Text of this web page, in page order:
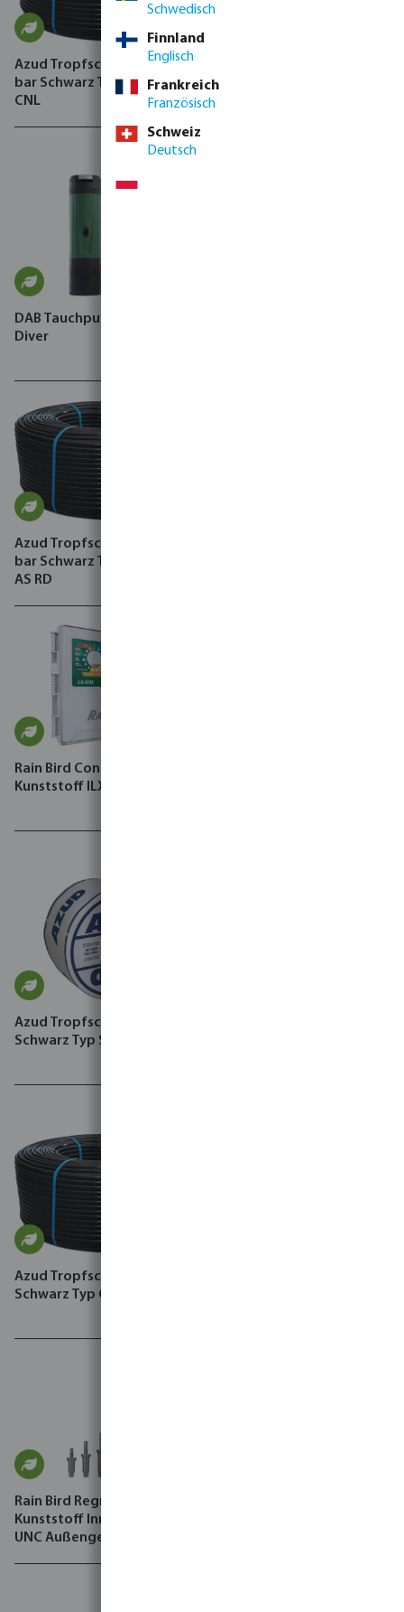
Azud Tropfschlauch PE 4.0
bar Schwarz Typ Premier
CNL
Schwarz Typ Premier PC
DAB Tauchpumpe, ESYBOX
Diver
Azud Tropfschlauch PE 4.0
bar Schwarz Typ Premier PC
AS RD
Rain Bird Controller
Kunststoff ILX-IVM
Azud Tropfschlauch PE
Schwarz Typ Sprint
Azud Tropfschlauch 4 bar
Schwarz Typ Geniun HD PC
Rain Bird Regner Basis
Kunststoff Innengewinde x
UNC Außengewinde
Schwedisch
Finnland
Englisch
Frankreich
Französisch
Schweiz
Deutsch